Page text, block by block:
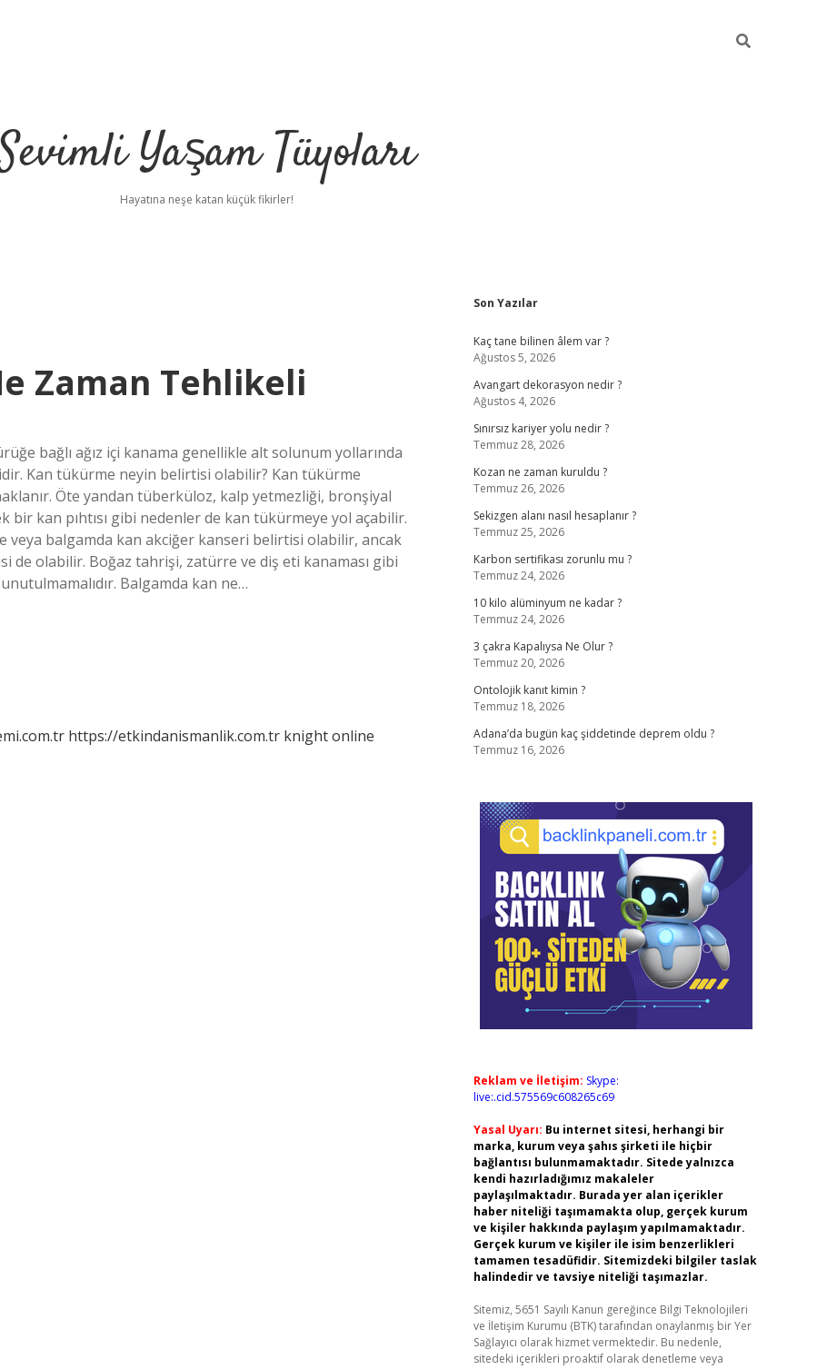
Yaşam Tüyoları
Hayatına neşe katan küçük fikirler!
Zaman Tehlikeli
bağlı ağız içi kanama genellikle alt solunum yollarında
Kan tükürme neyin belirtisi olabilir? Kan tükürme
Öte yandan tüberküloz, kalp yetmezliği, bronşiyal
kan pıhtısı gibi nedenler de kan tükürmeye yol açabilir.
balgamda kan akciğer kanseri belirtisi olabilir, ancak
de olabilir. Boğaz tahrişi, zatürre ve diş eti kanaması gibi
Balgamda kan ne…
https://etkindanismanlik.com.tr knight online
Sidebar
Son Yazılar
Kaç tane bilinen âlem var ?
Ağustos 5, 2026
Avangart dekorasyon nedir ?
Ağustos 4, 2026
Sınırsız kariyer yolu nedir ?
Temmuz 28, 2026
Kozan ne zaman kuruldu ?
Temmuz 26, 2026
Sekizgen alanı nasıl hesaplanır ?
Temmuz 25, 2026
Karbon sertifikası zorunlu mu ?
Temmuz 24, 2026
10 kilo alüminyum ne kadar ?
Temmuz 24, 2026
3 çakra Kapalıysa Ne Olur ?
Temmuz 20, 2026
Ontolojik kanıt kimin ?
Temmuz 18, 2026
Adana’da bugün kaç şiddetinde deprem oldu ?
Temmuz 16, 2026
Reklam ve İletişim: Skype:
live:.cid.575569c608265c69
Yasal Uyarı: Bu internet sitesi, herhangi bir
marka, kurum veya şahıs şirketi ile hiçbir
bağlantısı bulunmamaktadır. Sitede yalnızca
kendi hazırladığımız makaleler
paylaşılmaktadır. Burada yer alan içerikler
haber niteliği taşımamakta olup, gerçek kurum
ve kişiler hakkında paylaşım yapılmamaktadır.
Gerçek kurum ve kişiler ile isim benzerlikleri
tamamen tesadüfidir. Sitemizdeki bilgiler taslak
halindedir ve tavsiye niteliği taşımazlar.
Sitemiz, 5651 Sayılı Kanun gereğince Bilgi Teknolojileri
ve İletişim Kurumu (BTK) tarafından onaylanmış bir Yer
Sağlayıcı olarak hizmet vermektedir. Bu nedenle,
sitedeki içerikleri proaktif olarak denetleme veya